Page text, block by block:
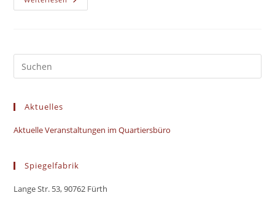
Picknick
Aktuelles
Aktuelle Veranstaltungen im Quartiersbüro
Spiegelfabrik
Lange Str. 53, 90762 Fürth